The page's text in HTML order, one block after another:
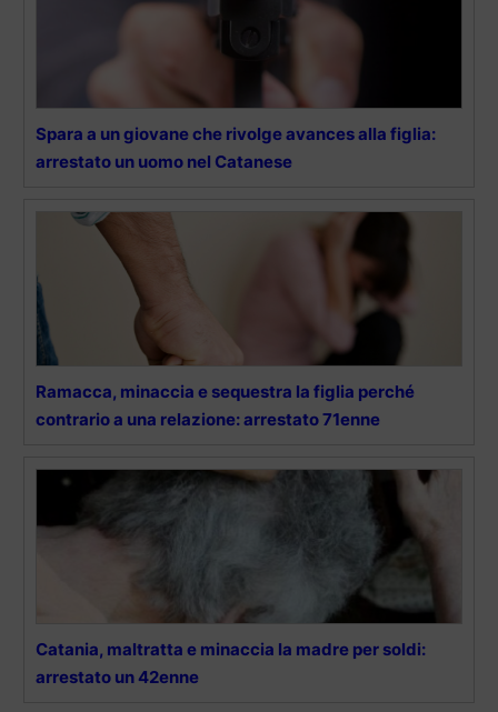
Spara a un giovane che rivolge avances alla figlia:
arrestato un uomo nel Catanese
Ramacca, minaccia e sequestra la figlia perché
contrario a una relazione: arrestato 71enne
Catania, maltratta e minaccia la madre per soldi:
arrestato un 42enne